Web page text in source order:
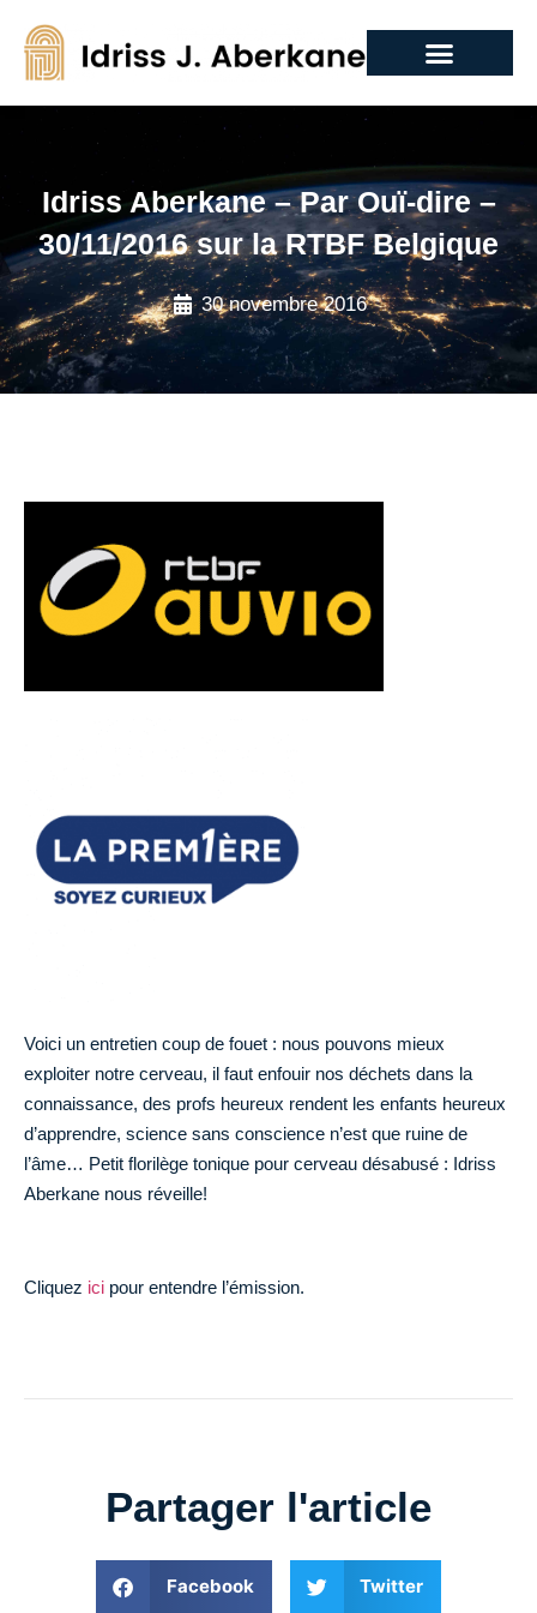
Idriss Aberkane – Par Ouï-dire –
30/11/2016 sur la RTBF Belgique
30 novembre 2016
Voici un entretien coup de fouet : nous pouvons mieux
exploiter notre cerveau, il faut enfouir nos déchets dans la
connaissance, des profs heureux rendent les enfants heureux
d’apprendre, science sans conscience n’est que ruine de
l’âme… Petit florilège tonique pour cerveau désabusé : Idriss
Aberkane nous réveille!
Cliquez ici pour entendre l’émission.
Partager l'article
Facebook Twitter